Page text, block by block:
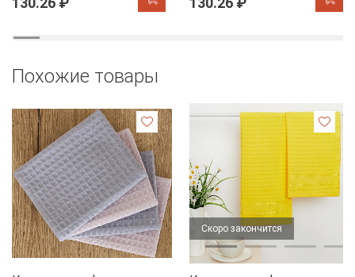
Похожие товары
Скоро закончится